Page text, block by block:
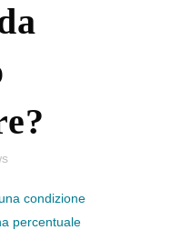
condizione
percentuale